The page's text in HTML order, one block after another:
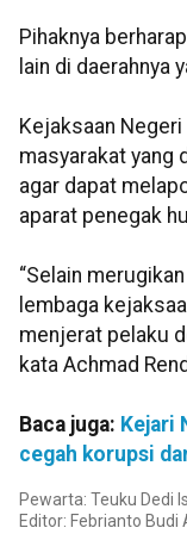
Pihaknya
lain di daerahnya
Kejaksaan
masyarakat yang
agar dapat
aparat penegak
“Selain
lembaga
menjerat pelaku
kata Achmad
Baca juga: Kejari
cegah korupsi
Pewarta: Teuku Dedi
Editor: Febrianto Budi